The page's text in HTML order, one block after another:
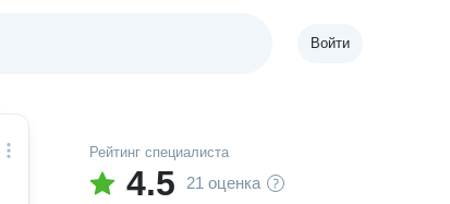
Войти
Рейтинг специалиста
4.5 21 оценка